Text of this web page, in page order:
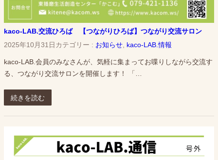
kaco-LAB.交流ひろば 【つながりひろば】つながり交流サロン
2025年10月31日 カテゴリー : お知らせ, kaco-LAB.情報
kaco-LAB.会員のみなさんが、気軽に集まってお喋りしながら交流す
る、つながり交流サロンを開催します！ 「…
続きを読む